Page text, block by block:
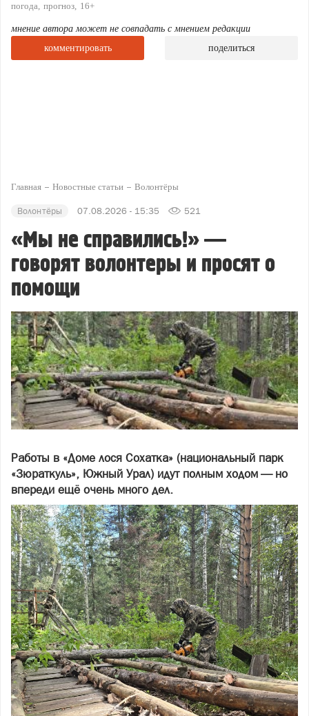
погода прогноз 16+
мнение автора может не совпадать с мнением редакции
комментировать
поделиться
Главная Новостные статьи Волонтёры
Волонтёры 07.08.2026 - 15:35 521
«Мы не справились!» —
говорят волонтеры и просят о
помощи
Работы в «Доме лося Сохатка» (национальный парк
«Зюраткуль», Южный Урал) идут полным ходом — но
впереди ещё очень много дел.